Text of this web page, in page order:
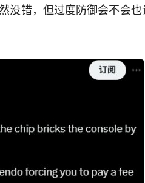
没错，但过度防御会不会也